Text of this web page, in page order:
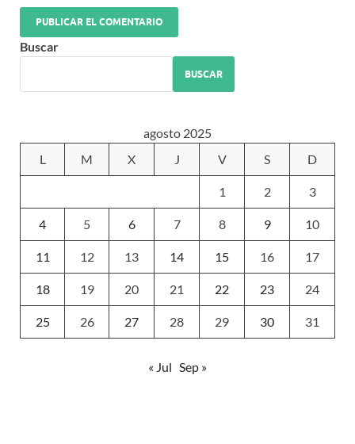
Buscar
BUSCAR
agosto 2025
L
M X J V S D
1 2 3
4 5 6 7 8 9 10
11 12 13 14 15 16 17
18 19 20 21 22 23 24
25 26 27 28 29 30 31
« Jul Sep »